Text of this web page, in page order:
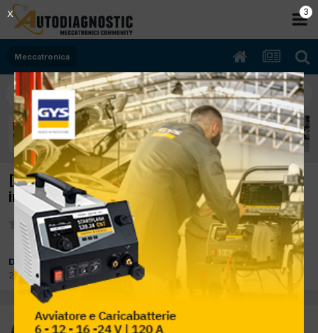
Meccatronica
[vw polo 06/2013 1422cc cus 55Kw Diesel]
installazione fendinebbia
Da alfredo1981
2 Novembre 2017in Meccatronica
alfredo1981
2
X